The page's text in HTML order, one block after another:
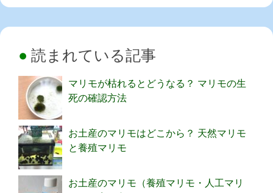
読まれている記事
マリモが枯れるとどうなる？ マリモの生
死の確認方法
お土産のマリモはどこから？ 天然マリモ
と養殖マリモ
お土産のマリモ（養殖マリモ・人工マリ